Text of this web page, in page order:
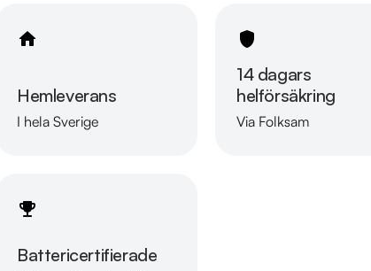
Hemleverans
I hela Sverige
14 dagars
helförsäkring
Via Folksam
Battericertifierade